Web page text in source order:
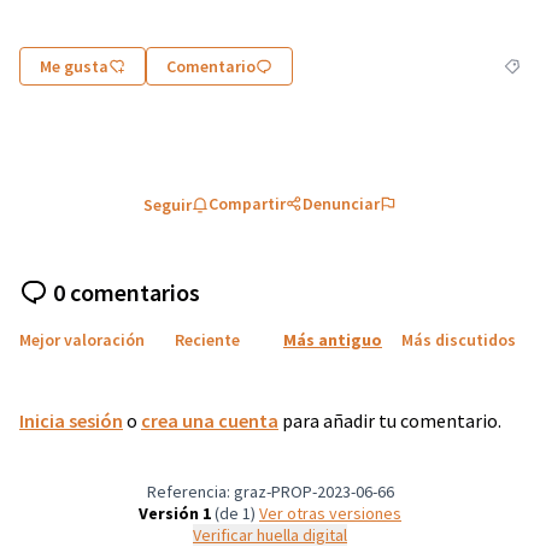
Me gusta Comentario
Seguir Compartir Denunciar
0 comentarios
Mejor valoración Reciente Más antiguo Más discutidos
Inicia sesión o crea una cuenta para añadir tu comentario.
Referencia: graz-PROP-2023-06-66
Versión 1(de 1)
ver otras versiones
Verificar huella digital